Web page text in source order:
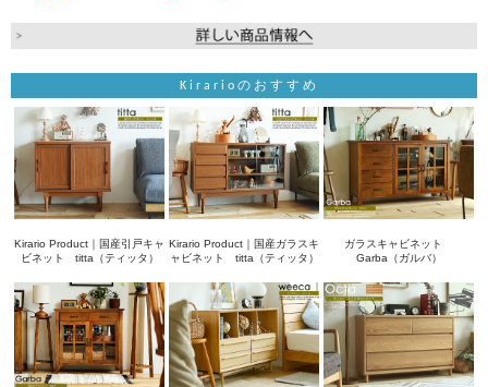
Kirarioのおすすめ
Kirario Product｜国産引戸キャ
ビネット titta（ティッタ）
Kirario Product｜国産ガラスキ
ャビネット titta（ティッタ）
ガラスキャビネット
Garba（ガルバ）